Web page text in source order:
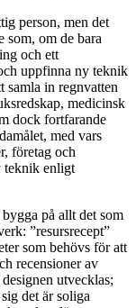
person, men det
som, om de bara
och ett
uppfinna ny teknik
samla in regnvatten
medicinsk
dock fortfarande
med vars
företag och
teknik enligt
på allt det som
”resursrecept”
som behövs för att
recensioner av
utvecklas;
det är soliga